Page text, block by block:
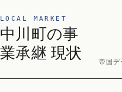
LOCAL MARKET
中川町の事
業承継 現状
帝国